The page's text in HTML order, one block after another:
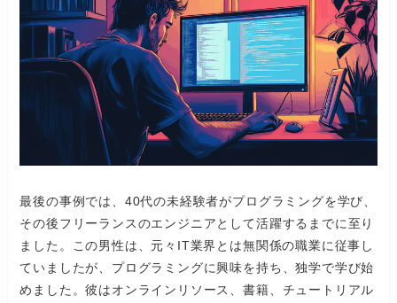
最後の事例では、40代の未経験者がプログラミングを学び、
その後フリーランスのエンジニアとして活躍するまでに至り
ました。この男性は、元々IT業界とは無関係の職業に従事し
ていましたが、プログラミングに興味を持ち、独学で学び始
めました。彼はオンラインリソース、書籍、チュートリアル